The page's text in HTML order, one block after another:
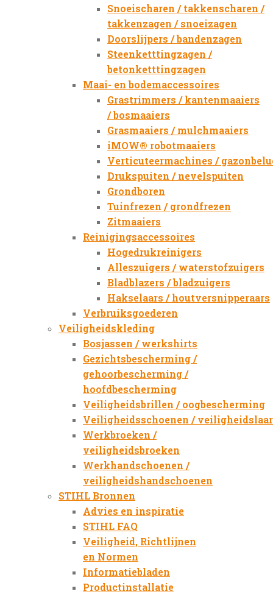
Snoeischaren / takkenscharen /
takkenzagen / snoeizagen
Doorslijpers / bandenzagen
Steenketttingzagen /
betonketttingzagen
Maai- en bodemaccessoires
Grastrimmers / kantenmaaiers
/ bosmaaiers
Grasmaaiers / mulchmaaiers
iMOW® robotmaaiers
Verticuteermachines /
Drukspuiten / nevelspuiten
Grondboren
Tuinfrezen / grondfrezen
Zitmaaiers
Reinigingsaccessoires
Hogedrukreinigers
Alleszuigers / waterstofzuigers
Bladblazers / bladzuigers
Hakselaars / houtversnipperaars
Verbruiksgoederen
Veiligheidskleding
Bosjassen / werkshirts
Gezichtsbescherming /
gehoorbescherming /
hoofdbescherming
Veiligheidsbrillen / oogbescherming
Veiligheidsschoenen /
Werkbroeken /
veiligheidsbroeken
Werkhandschoenen /
veiligheidshandschoenen
STIHL Bronnen
Advies en inspiratie
STIHL FAQ
Veiligheid, Richtlijnen
en Normen
Informatiebladen
Productinstallatie